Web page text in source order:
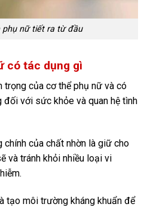
phụ nữ tiết ra từ đầu
có tác dụng gì
trọng của cơ thể phụ nữ và có
đối với sức khỏe và quan hệ tình
của chất nhờn là giữ cho
và tránh khỏi nhiều loại vi
tạo môi trường kháng khuẩn để